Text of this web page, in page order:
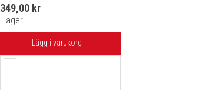
349,00 kr
I lager
Lägg i varukorg